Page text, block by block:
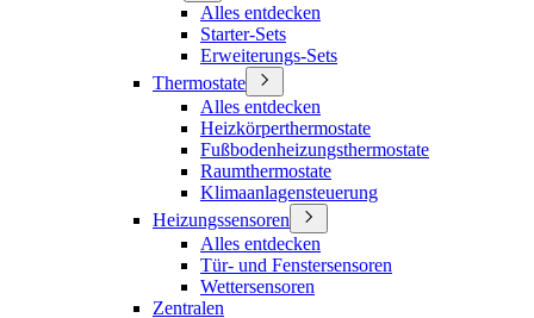
Alles entdecken
Starter-Sets
Erweiterungs-Sets
Thermostate
Alles entdecken
Heizkörperthermostate
Fußbodenheizungsthermostate
Raumthermostate
Klimaanlagensteuerung
Heizungssensoren
Alles entdecken
Tür- und Fenstersensoren
Wettersensoren
Zentralen